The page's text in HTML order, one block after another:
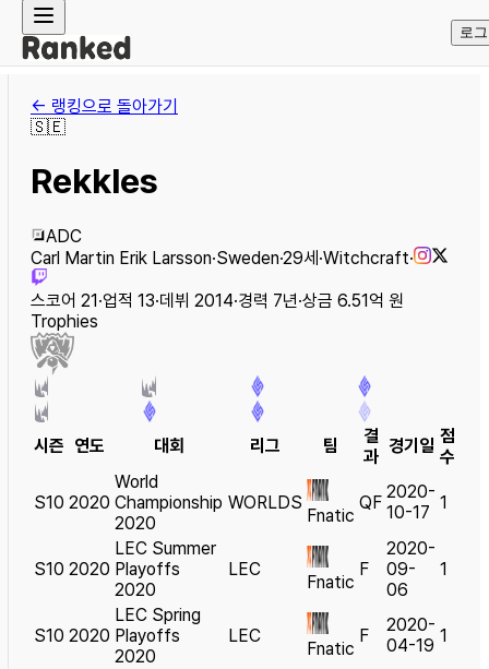
로
← 랭킹으로 돌아가기
🇸🇪
Rekkles
ADC
Carl Martin Erik Larsson·Sweden·29세·Witchcraft·
스코어 21·업적 13·데뷔 2014·경력 7년·상금 6.51억 원
Trophies
시즌 연도 대회 리그 팀
결
과
경기일 점
수
S10 2020
World
Championship
2020
WORLDS
Fnatic
QF
2020-
10-17 1
S10 2020
LEC Summer
Playoffs
2020
LEC
Fnatic
F
2020-
09-
06
1
S10 2020
LEC Spring
Playoffs
2020
LEC
Fnatic
F
2020-
04-19 1